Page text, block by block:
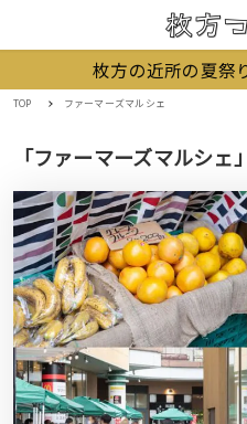
枚方の近所の夏祭
TOP ファーマーズマルシェ
「ファーマーズマルシ